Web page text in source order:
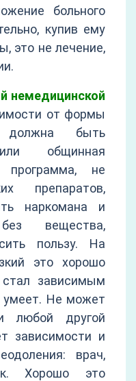
больного
купив ему
это не лечение,
немедицинской
от формы
должна быть
общинная
программа, не
препаратов,
наркомана и
вещества,
пользу. На
это хорошо
зависимым
умеет. Не может
любой другой
зависимости и
врач,
Хорошо это